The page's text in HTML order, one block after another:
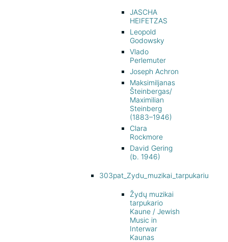
JASCHA
HEIFETZAS
Leopold
Godowsky
Vlado
Perlemuter
Joseph Achron
Maksimiljanas
Šteinbergas/
Maximilian
Steinberg
(1883–1946)
Clara
Rockmore
David Gering
(b. 1946)
303pat_Zydu_muzikai_tarpukariu
Žydų muzikai
tarpukario
Kaune / Jewish
Music in
Interwar
Kaunas